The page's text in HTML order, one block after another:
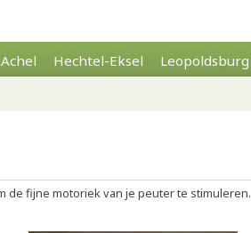
Hechtel-Eksel Leopoldsburg
de fijne motoriek van je peuter te stimuleren.